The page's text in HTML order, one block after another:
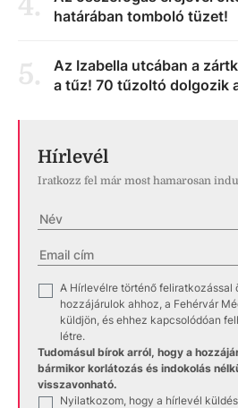
határában tomboló tüzet!
5.
Az Izabella utcában a
a tűz! 70 tűzoltó dolgozik
Hírlevél
Iratkozz fel már most hamarosan
A Hírlevélre történő feliratkozással
hozzájárulok ahhoz, a Fehérvár
küldjön, és ehhez kapcsolódóan
létre.
Tudomásul bírok arról, hogy a
bármikor korlátozás és indokolás
visszavonható.
Nyilatkozom, hogy a hírlevél